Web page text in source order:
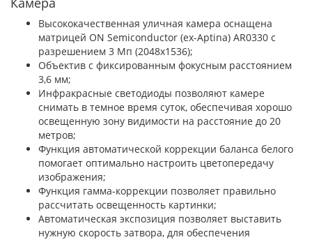
Высококачественная уличная камера оснащена
матрицей ON Semiconductor (ex-Aptina) AR0330 с
разрешением 3 Мп (2048x1536);
Объектив с фиксированным фокусным расстоянием
3,6 мм;
Инфракрасные светодиоды позволяют камере
снимать в темное время суток, обеспечивая хорошо
освещенную зону видимости на расстояние до 20
метров;
Функция автоматической коррекции баланса белого
помогает оптимально настроить цветопередачу
изображения;
Функция гамма-коррекции позволяет правильно
рассчитать освещенность картинки;
Автоматическая экспозиция позволяет выставить
нужную скорость затвора, для обеспечения